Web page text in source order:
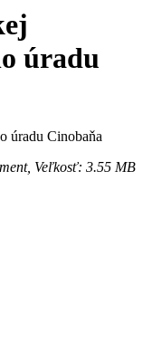
úradu
úradu Cinobaňa
Veľkosť: 3.55 MB